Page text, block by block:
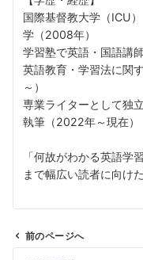
国際基督教大学（ICU
学（2008年）
学習塾で英語・国語講
英語教育・学習法に関
～）
専業ライターとして独
執筆（2022年～現在）
「何故がわかる英語学
まで幅広い読者に向け
前のページへ